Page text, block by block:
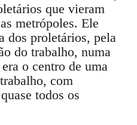
que vieram
metrópoles. Ele
dos proletários, pela
do trabalho, numa
o centro de uma
com
todos os